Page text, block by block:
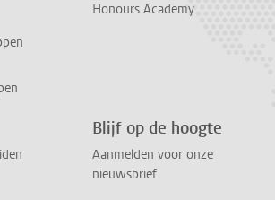
Honours Academy
Blijf op de hoogte
Aanmelden voor onze
nieuwsbrief